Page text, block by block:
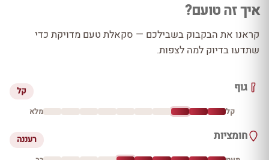
איך זה טועם?
קראנו את הבקבוק בשבילכם — סקאלת טעם מדויקת כדי
שתדעו בדיוק למה לצפות.
גוף קל
קל מלא
חומציות רעננה